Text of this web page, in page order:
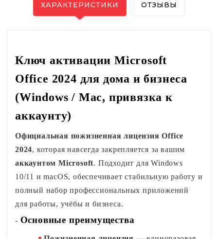
ХАРАКТЕРИСТИКИ ОТЗЫВЫ
Ключ активации Microsoft
Office 2024 для дома и бизнеса
(Windows / Mac, привязка к
аккаунту)
Официальная пожизненная лицензия Office
2024
аккаунтом Microsoft. Подходит для Windows
10/11 и macOS, обеспечивает стабильную работу и
полный набор профессиональных приложений
для работы, учёбы и бизнеса.
- Основные преимущества